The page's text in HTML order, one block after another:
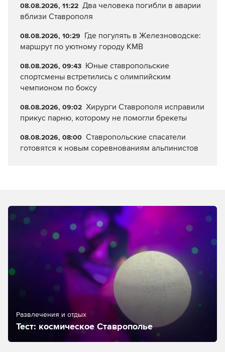
08.08.2026, 11:22 Два человека погибли в аварии
вблизи Ставрополя
08.08.2026, 10:29 Где погулять в Железноводске:
маршрут по уютному городу КМВ
08.08.2026, 09:43 Юные ставропольские
спортсмены встретились с олимпийским
чемпионом по боксу
08.08.2026, 09:02 Хирурги Ставрополя исправили
прикус парню, которому не помогли брекеты
08.08.2026, 08:00 Ставропольские спасатели
готовятся к новым соревнованиям альпинистов
Развлечения и отдых
Тест: космическое Ставрополье